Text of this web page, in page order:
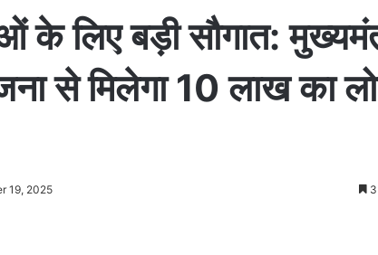
के लिए बड़ी सौगात:
से मिलेगा 10 लाख का
19, 2025